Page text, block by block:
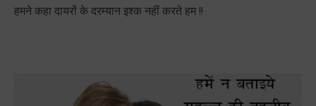
हमने कहा दायरों के दरम्यान इश्क नहीं करते हम !!